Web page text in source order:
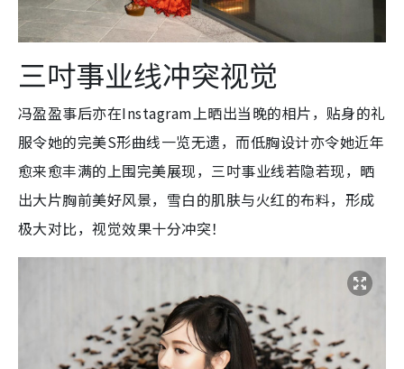
三吋事业线冲突视觉
冯盈盈事后亦在Instagram上晒出当晚的相片，贴身的礼
服令她的完美S形曲线一览无遗，而低胸设计亦令她近年
愈来愈丰满的上围完美展现，三吋事业线若隐若现，晒
出大片胸前美好风景，雪白的肌肤与火红的布料，形成
极大对比，视觉效果十分冲突！